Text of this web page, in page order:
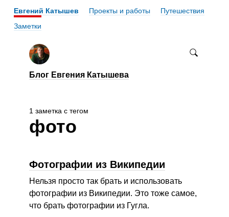
Евгений Катышев Проекты и работы
Путешествия
Заметки
Блог Евгения Катышева
1 заметка с тегом
фото
Фотографии из Википедии
Нельзя просто так брать и использовать
фотографии из Википедии. Это тоже самое,
что брать фотографии из Гугла.